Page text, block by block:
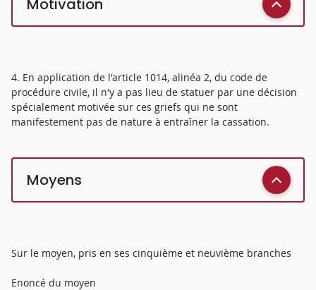
Motivation
4. En application de l'article 1014, alinéa 2, du code de
procédure civile, il n'y a pas lieu de statuer par une décision
spécialement motivée sur ces griefs qui ne sont
manifestement pas de nature à entraîner la cassation.
Moyens
Sur le moyen, pris en ses cinquième et neuvième branches
Enoncé du moyen